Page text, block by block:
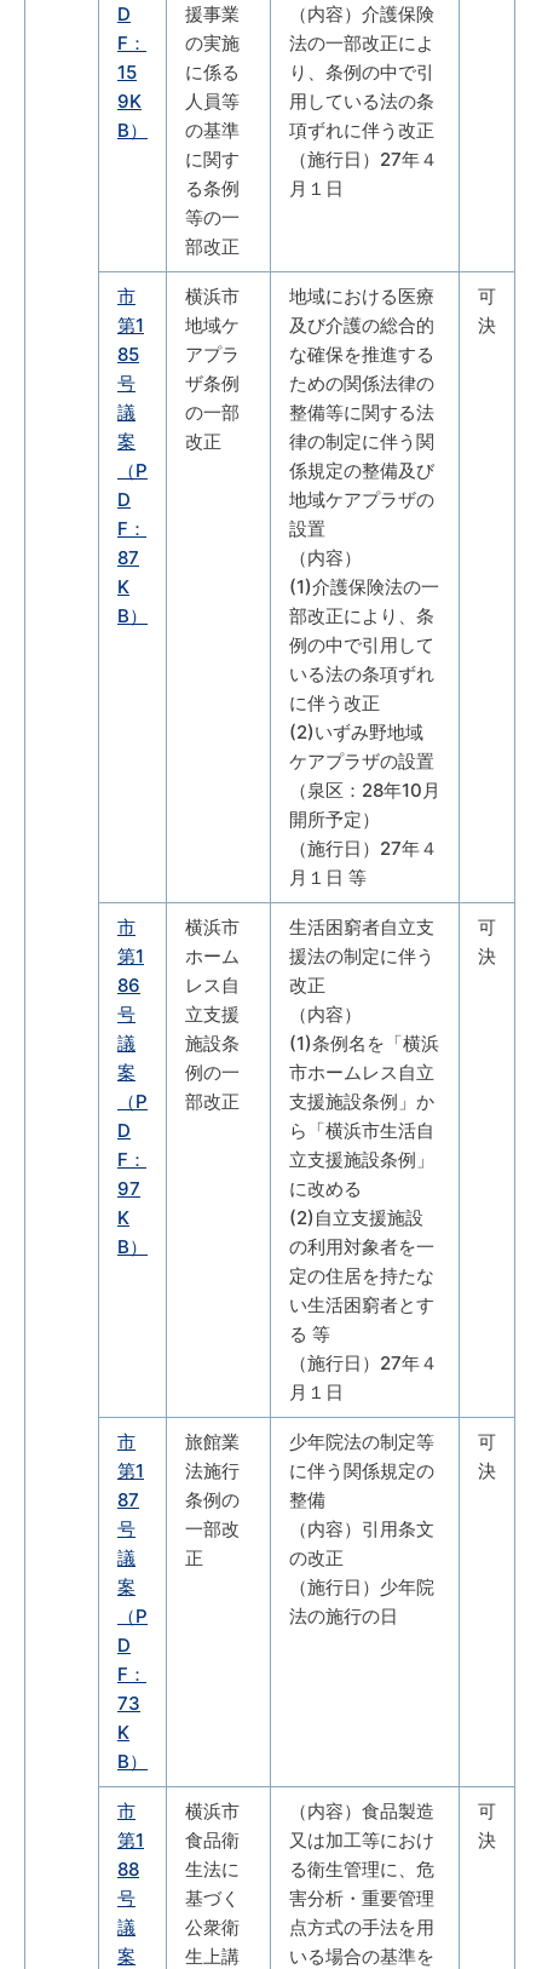
D
F：
15
9K
B）
援事業
の実施
に係る
人員等
の基準
に関す
る条例
等の一
部改正
（内容）介護保険
法の一部改正によ
り、条例の中で引
用している法の条
項ずれに伴う改正
（施行日）27年４
月１日
市
第1
85
号
議
案
（P
D
F：
87
K
B）
横浜市
地域ケ
アプラ
ザ条例
の一部
改正
地域における医療
及び介護の総合的
な確保を推進する
ための関係法律の
整備等に関する法
律の制定に伴う関
係規定の整備及び
地域ケアプラザの
設置
（内容）
(1)介護保険法の一
部改正により、条
例の中で引用して
いる法の条項ずれ
に伴う改正
(2)いずみ野地域
ケアプラザの設置
（泉区：28年10月
開所予定）
（施行日）27年４
月１日 等
可
決
市
第1
86
号
議
案
（P
D
F：
97
K
B）
横浜市
ホーム
レス自
立支援
施設条
例の一
部改正
生活困窮者自立支
援法の制定に伴う
改正
（内容）
(1)条例名を「横浜
市ホームレス自立
支援施設条例」か
ら「横浜市生活自
立支援施設条例」
に改める
(2)自立支援施設
の利用対象者を一
定の住居を持たな
い生活困窮者とす
る 等
（施行日）27年４
月１日
可
決
市
第1
87
号
議
案
（P
D
F：
73
K
B）
旅館業
法施行
条例の
一部改
正
少年院法の制定等
に伴う関係規定の
整備
（内容）引用条文
の改正
（施行日）少年院
法の施行の日
可
決
市
第1
88
号
議
案
横浜市
食品衛
生法に
基づく
公衆衛
生上講
（内容）食品製造
又は加工等におけ
る衛生管理に、危
害分析・重要管理
点方式の手法を用
いる場合の基準を
可
決